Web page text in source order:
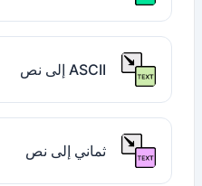
ASCII إلى نص
ثماني إلى نص